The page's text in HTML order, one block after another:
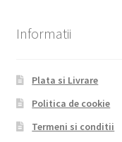
Informatii
Plata si Livrare
Politica de cookie
Termeni si conditii